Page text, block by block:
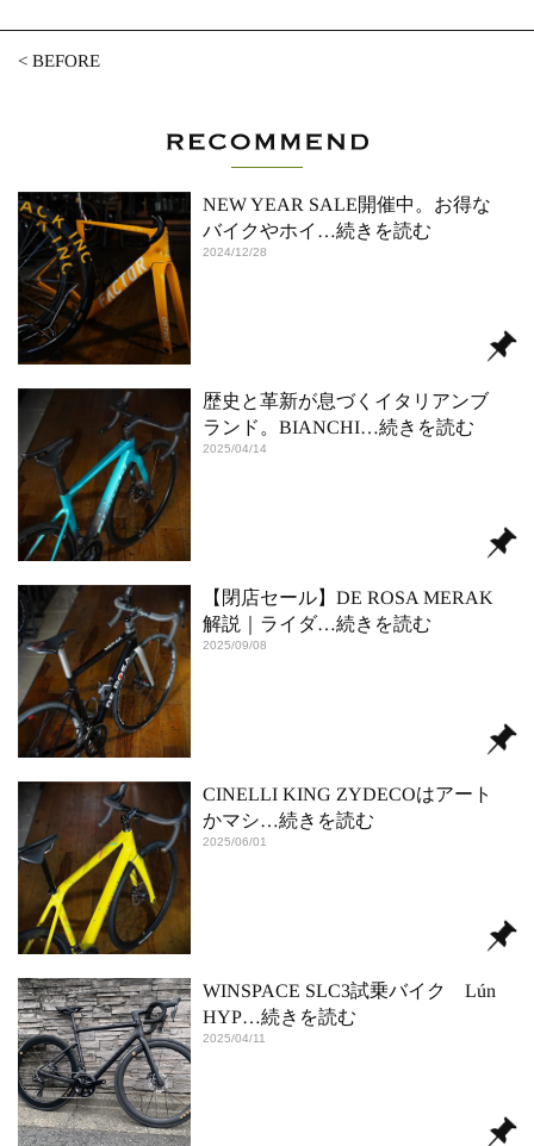
<BEFORE
NEW YEAR SALE開催中。お得な
バイクやホイ …続きを読む
2024/12/28
歴史と革新が息づくイタリアンブ
ランド。BIANCHI…続きを読む
2025/04/14
【閉店セール】DE ROSA MERAK
解説｜ライダ…続きを読む
2025/09/08
CINELLI KING ZYDECOはアート
かマシ…続きを読む
2025/06/01
WINSPACE SLC3試乗バイク Lún
HYP…続きを読む
2025/04/11